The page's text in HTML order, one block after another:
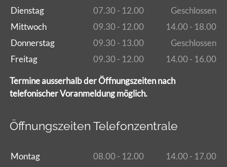
Dienstag
07.30 - 12.00
Geschlossen
Mittwoch
09.30 - 12.00
14.00 - 18.00
Donnerstag
09.30 - 13.00
Geschlossen
Freitag
09.30 - 12.00 14.00 - 16.00
Termine ausserhalb der Öffnungszeiten nach
telefonischer Voranmeldung möglich.
Öffnungszeiten Telefonzentrale
Montag 08.00 - 12.00
14.00 - 17.00